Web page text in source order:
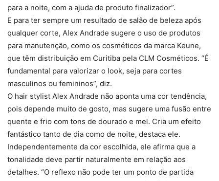
para a noite, com a ajuda de produto finalizador”.
E para ter sempre um resultado de salão de beleza após
qualquer corte, Alex Andrade sugere o uso de produtos
para manutenção, como os cosméticos da marca Keune,
que têm distribuição em Curitiba pela CLM Cosméticos. “É
fundamental para valorizar o look, seja para cortes
masculinos ou femininos”, diz.
O hair stylist Alex Andrade não aponta uma cor tendência,
pois depende muito de gosto, mas sugere uma fusão entre
quente e frio com tons de dourado e mel. Cria um efeito
fantástico tanto de dia como de noite, destaca ele.
Independentemente da cor escolhida, ele afirma que a
tonalidade deve partir naturalmente em relação aos
detalhes. “O reflexo não pode ter um ponto de partida